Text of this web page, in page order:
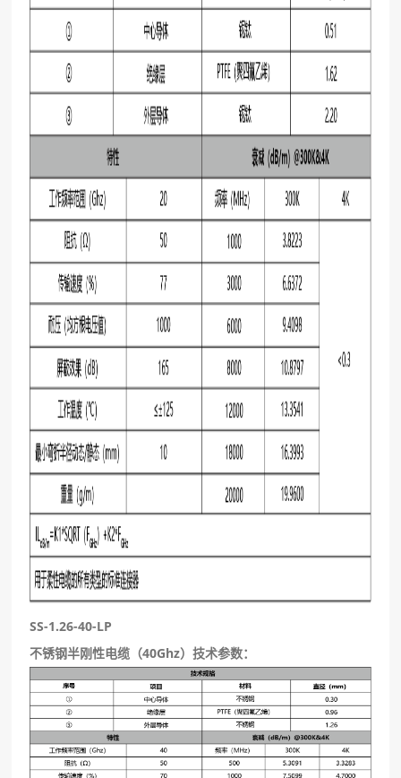
SS-1.26-40-LP
不锈钢半刚性电缆（40Ghz）技术参数：